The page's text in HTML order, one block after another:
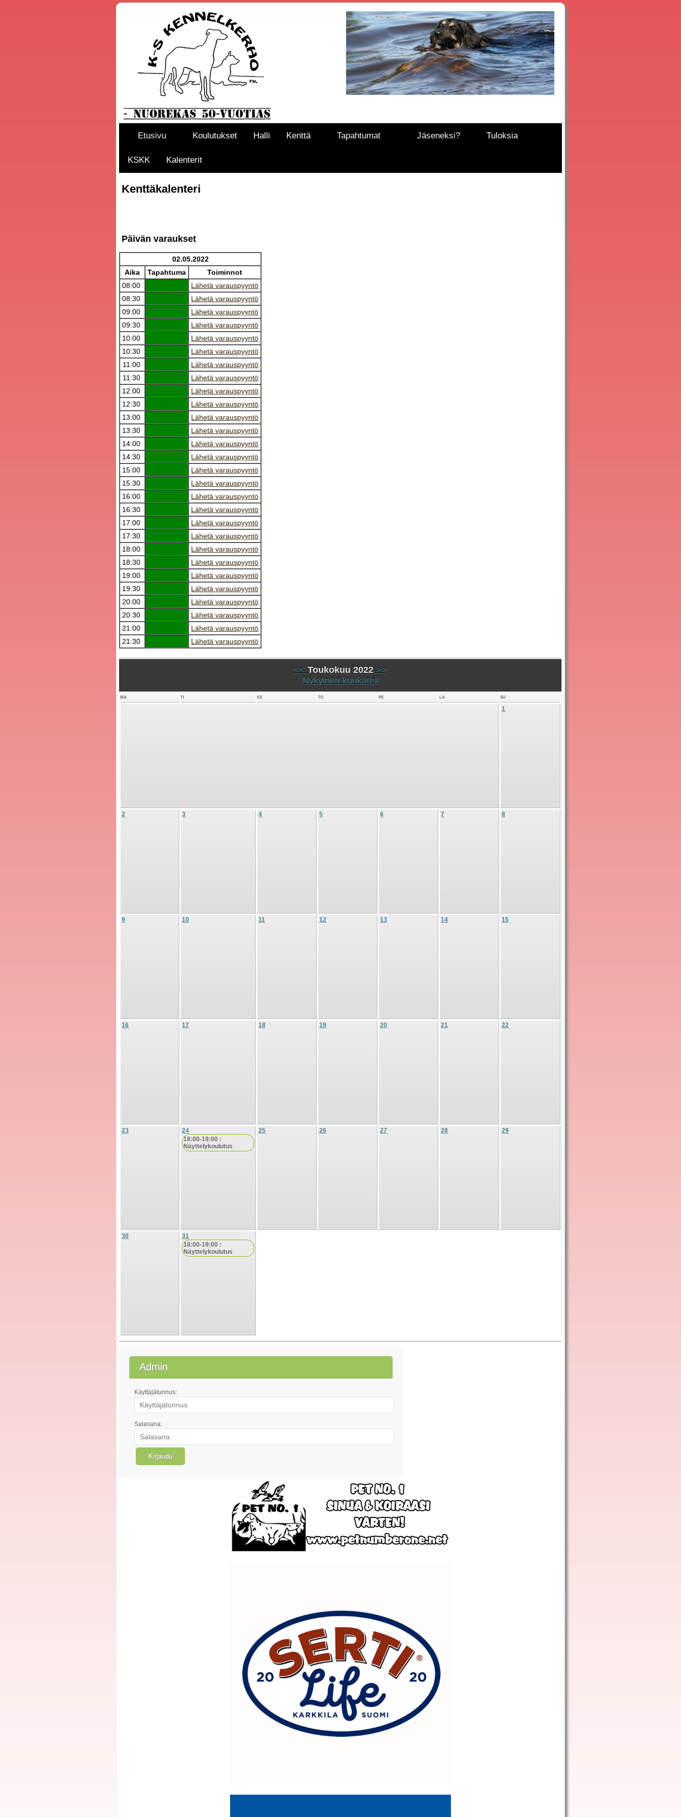
Etusivu Koulutukset Halli Kenttä Tapahtumat Jäseneksi? Tuloksia
KSKK Kalenterit
Kenttäkalenteri
Päivän varaukset
02.05.2022
Aika
Tapahtuma
Toiminnot
08:00
Lähetä varauspyyntö
08:30
Lähetä varauspyyntö
09:00
Lähetä varauspyyntö
09:30
Lähetä varauspyyntö
10:00
Lähetä varauspyyntö
10:30
Lähetä varauspyyntö
11:00
Lähetä varauspyyntö
11:30
Lähetä varauspyyntö
12:00
Lähetä varauspyyntö
12:30
Lähetä varauspyyntö
13:00
Lähetä varauspyyntö
13:30
Lähetä varauspyyntö
14:00
Lähetä varauspyyntö
14:30
Lähetä varauspyyntö
15:00
Lähetä varauspyyntö
15:30
Lähetä varauspyyntö
16:00
Lähetä varauspyyntö
16:30
Lähetä varauspyyntö
17:00
Lähetä varauspyyntö
17:30
Lähetä varauspyyntö
18:00
Lähetä varauspyyntö
18:30
Lähetä varauspyyntö
19:00
Lähetä varauspyyntö
19:30
Lähetä varauspyyntö
20:00
Lähetä varauspyyntö
20:30
Lähetä varauspyyntö
21:00
Lähetä varauspyyntö
21:30
Lähetä varauspyyntö
<< Toukokuu 2022>>
Nykyinen kuukausi
MA TI KE TO PE LA SU
1
2 3 4 5 6 7 8
9 10 11 12 13 14 15
16 17 18 19 20 21 22
23
24
18:00-19:00 :
Näyttelykoulutus
25 26 27 28 29
30
31
18:00-19:00 :
Näyttelykoulutus
Admin
Käyttäjätunnus:
Salasana: